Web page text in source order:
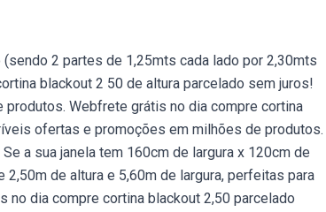
2 partes de 1,25mts cada lado por 2,30mts
blackout 2 50 de altura parcelado sem juros!
Webfrete grátis no dia compre cortina
ofertas e promoções em milhões de produtos.
a sua janela tem 160cm de largura x 120cm de
de altura e 5,60m de largura, perfeitas para
dia compre cortina blackout 2,50 parcelado